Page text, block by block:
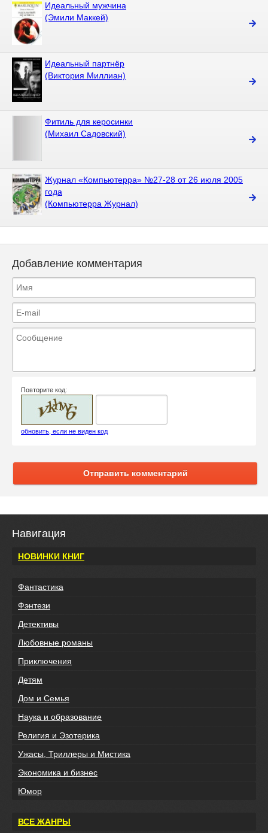
Идеальный мужчина
(Эмили Маккей)
Идеальный партнёр
(Виктория Миллиан)
Фитиль для керосинки
(Михаил Садовский)
Журнал «Компьютерра» №27-28 от 26 июля 2005
года
(Компьютерра Журнал)
Добавление комментария
Повторите код:
обновить, если не виден код
Отправить комментарий
Навигация
НОВИНКИ КНИГ
Фантастика
Фэнтези
Детективы
Любовные романы
Приключения
Детям
Дом и Семья
Наука и образование
Религия и Эзотерика
Ужасы, Триллеры и Мистика
Экономика и бизнес
Юмор
ВСЕ ЖАНРЫ